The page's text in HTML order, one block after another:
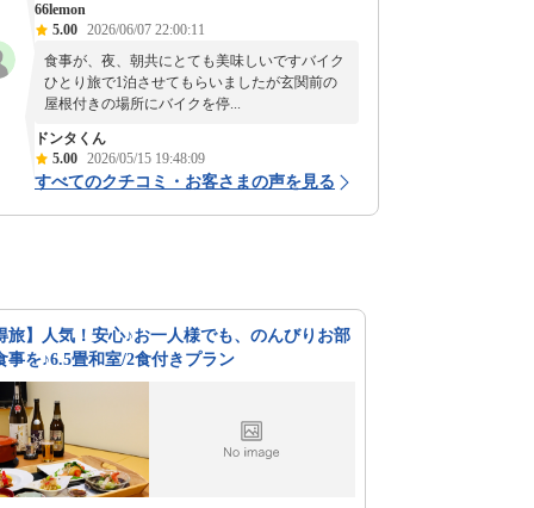
66lemon
5.00 2026/06/07 22:00:11
食事が、夜、朝共にとても美味しいですバイク
ひとり旅で1泊させてもらいましたが玄関前の
屋根付きの場所にバイクを停...
ドンタくん
5.00 2026/05/15 19:48:09
すべてのクチコミ・お客さまの声を見る
旅】人気！安心♪お一人様でも、のんびりお部
事を♪6.5畳和室/2食付きプラン